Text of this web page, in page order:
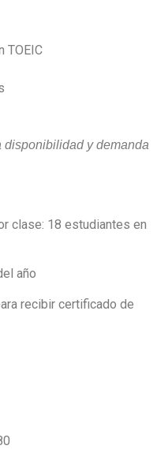
TOEIC
disponibilidad y demanda
clase: 18 estudiantes en
año
recibir certificado de